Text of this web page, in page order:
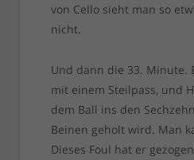
von Cello sieht man so
nicht.
Und dann die 33. Minute.
mit einem Steilpass, und
dem Ball ins den
Beinen geholt wird. Man
Dieses Foul hat er